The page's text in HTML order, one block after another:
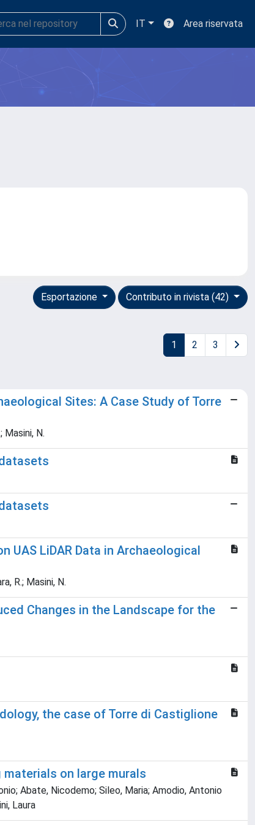
IT Area riservata
Contributo in rivista (42)
Esportazione
1 2 3
Sites: A Case Study of Torre
Masini, N.
UAS LiDAR Data in Archaeological
R.; Masini, N.
Changes in the Landscape for the
the case of Torre di Castiglione
on large murals
Abate, Nicodemo; Sileo, Maria; Amodio, Antonio
Laura